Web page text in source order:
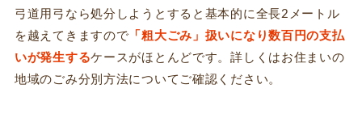
弓道用弓なら処分しようとすると基本的に全長2メートル
を越えてきますので 「粗大ごみ」扱いになり数百円の支払
いが発生するケースがほとんどです。詳しくはお住まいの
地域のごみ分別方法についてご確認ください。